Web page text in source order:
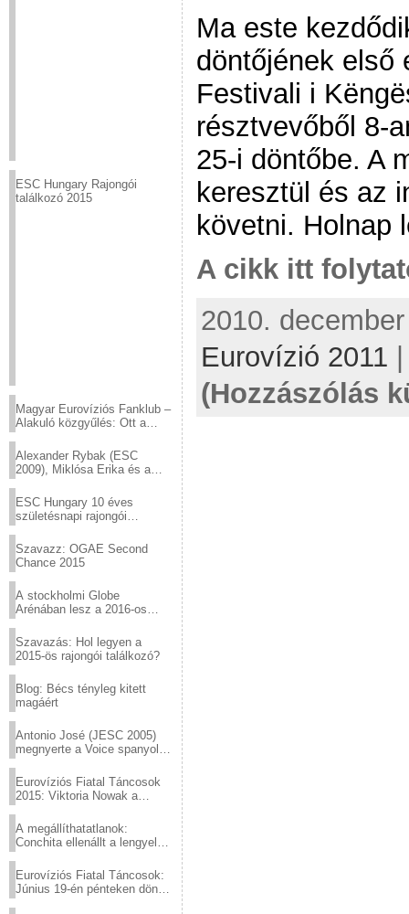
ESC Hungary Rajongói
találkozó 2015
Magyar Eurovíziós Fanklub –
Alakuló közgyűlés: Ott a
Alexander Rybak (ESC
2009), Miklósa Erika és a
sztárjai a Margitszigeten
ESC Hungary 10 éves
születésnapi rajongói
Szavazz: OGAE Second
Chance 2015
A stockholmi Globe
Arénában lesz a 2016-os
Szavazás: Hol legyen a
2015-ös rajongói találkozó?
Blog: Bécs tényleg kitett
magáért
Antonio José (JESC 2005)
megnyerte a Voice spanyol
Eurovíziós Fiatal Táncosok
2015: Viktoria Nowak a
A megállíthatatlanok:
Conchita ellenállt a lengyel
Eurovíziós Fiatal Táncosok:
Június 19-én pénteken döntő
Ma este
döntőjének első
Festivali i
résztvevőből 8-
25-i döntőbe. A
keresztül és az
követni. Holnap
A cikk itt
2010.
Eurovízió 2011
(Hozzászólás